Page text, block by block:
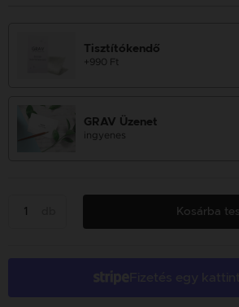
Tisztítókendő
+990 Ft
GRAV Üzenet
ingyenes
Kosárba